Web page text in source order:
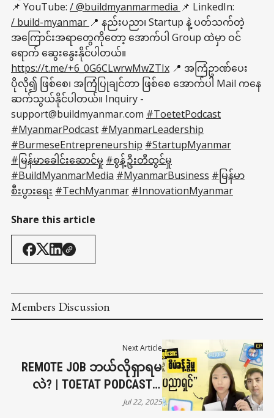
📌 YouTube: / @buildmyanmarmedia 📌 LinkedIn:
/ build-myanmar 📍 နည်းပညာ၊ Startup နဲ့ ပတ်သက်တဲ့
အကြောင်းအရာတွေကိုတော့ အောက်ပါ Group ထဲမှာ ဝင်
ရောက် ဆွေးနွေးနိုင်ပါတယ်။
https://t.me/+6_0G6CLwrwMwZTIx 📍 အကြံဥာဏ်ပေး
ပိုလို၍ ဖြစ်စေ၊ အကြံပြုချင်တာ ဖြစ်စေ အောက်ပါ Mail ကနေ
ဆက်သွယ်နိုင်ပါတယ်။ Inquiry -
support@buildmyanmar.com #ToetetPodcast
#MyanmarPodcast #MyanmarLeadership
#BurmeseEntrepreneurship #StartupMyanmar
#မြန်မာခေါင်းဆောင်မှု #စွန့်ဦးတီထွင်မှု
#BuildMyanmarMedia #MyanmarBusiness #မြန်မာ
စီးပွားရေး #TechMyanmar #InnovationMyanmar
Share this article
Members Discussion
Next Article
REMOTE JOB ဘယ်လိုရှာရမ
လဲ? | TOETAT PODCAST X
CROSSWORK | EPISODE 27
Jul 22, 2025